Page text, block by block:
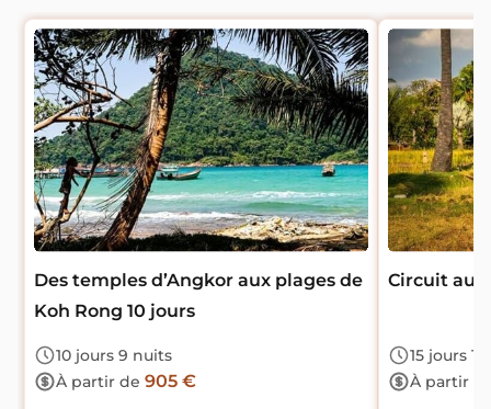
Des temples d’Angkor aux plages de
Koh Rong 10 jours
10 jours 9 nuits
À partir de 905 €
Circuit au
15 jours
À partir